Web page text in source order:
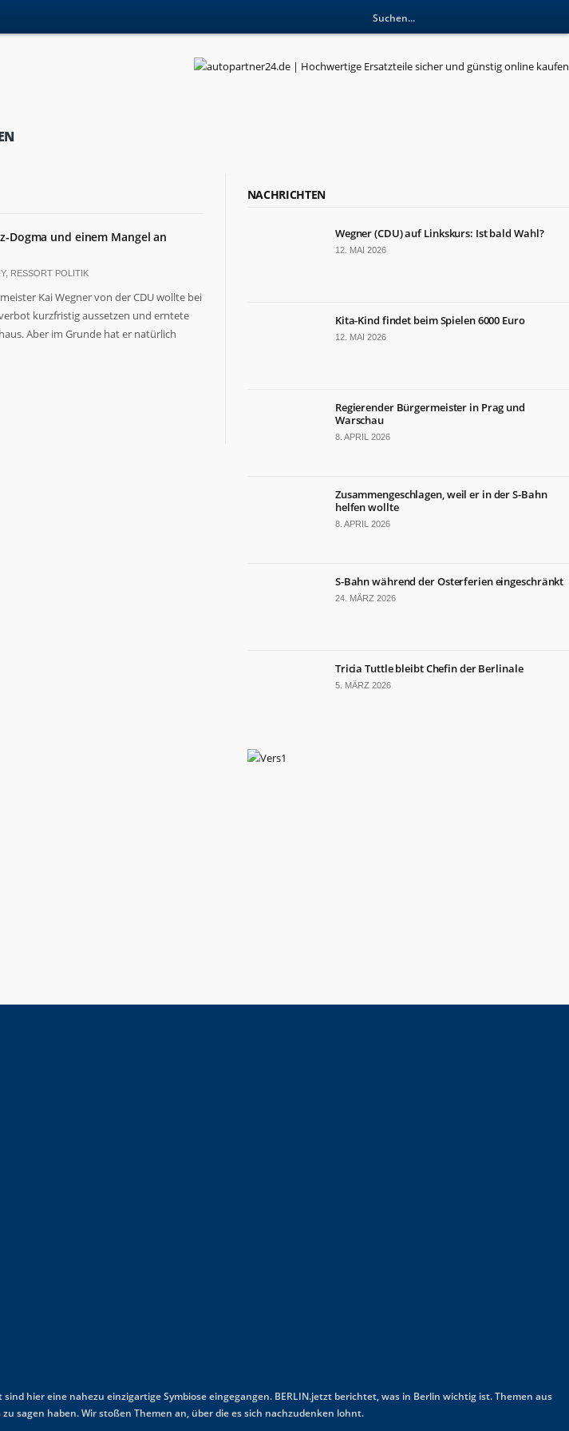
Dogma und einem Mangel an
, RESSORT POLITIK
Kai Wegner von der CDU wollte bei
kurzfristig aussetzen und erntete
Aber im Grunde hat er natürlich
NACHRICHTEN
Wegner (CDU) auf Linkskurs: Ist bald Wahl?
12. MAI 2026
Kita-Kind findet beim Spielen 6000 Euro
12. MAI 2026
Regierender Bürgermeister in Prag und
Warschau
8. APRIL 2026
Zusammengeschlagen, weil er in der S-Bahn
helfen wollte
8. APRIL 2026
S-Bahn während der Osterferien eingeschränkt
24. MÄRZ 2026
Tricia Tuttle bleibt Chefin der Berlinale
5. MÄRZ 2026
hier eine nahezu einzigartige Symbiose eingegangen. BERLIN.jetzt berichtet, was in Berlin wichtig ist. Themen aus
sagen haben. Wir stoßen Themen an, über die es sich nachzudenken lohnt.